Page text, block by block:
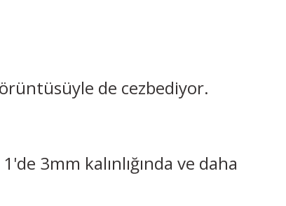
de cezbediyor.
3mm kalınlığında ve daha